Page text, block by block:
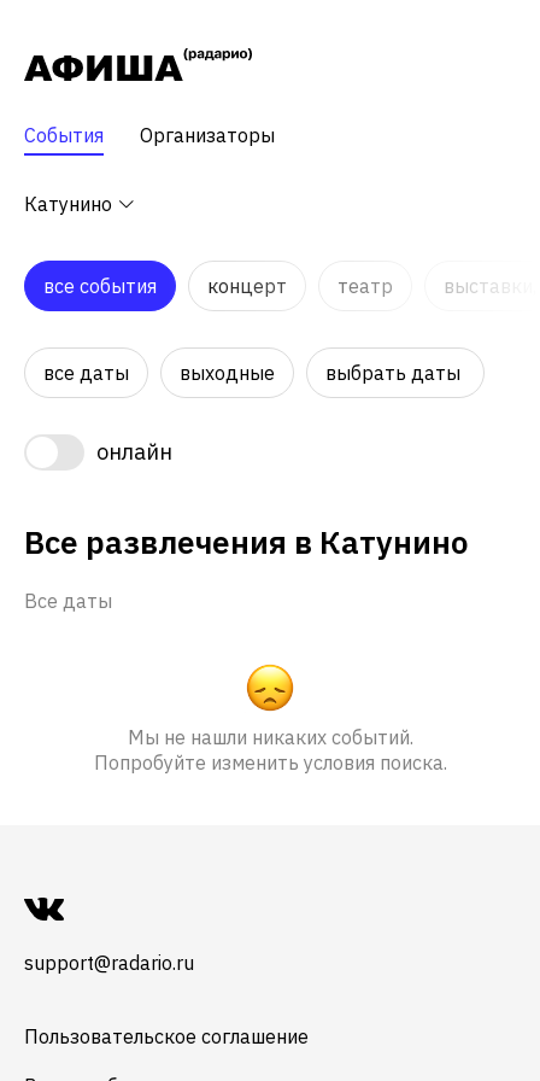
События Организаторы
Катунино
все события концерт театр
все даты выходные выбрать даты
онлайн
Все развлечения в Катунино
Все даты
Мы не нашли никаких событий.
Попробуйте изменить условия поиска.
support@radario.ru
Пользовательское соглашение